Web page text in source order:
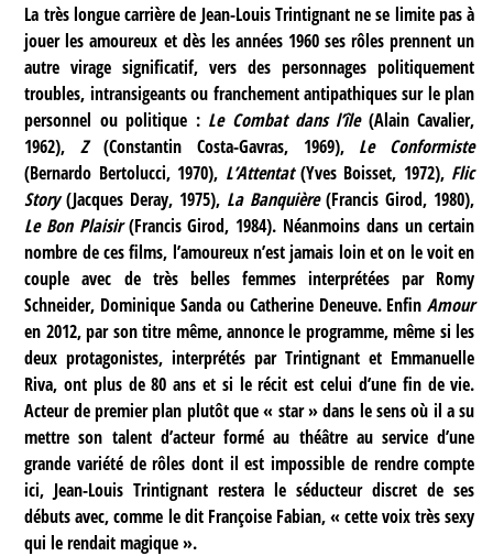
La très longue carrière de Jean-Louis Trintignant ne se limite pas à
jouer les amoureux et dès les années 1960 ses rôles prennent un
autre virage significatif, vers des personnages politiquement
troubles, intransigeants ou franchement antipathiques sur le plan
personnel ou politique : Le Combat dans l’île(Alain Cavalier,
1962),Z(Constantin Costa-Gavras, 1969), Le Conformiste
(Bernardo Bertolucci, 1970), L’Attentat(Yves Boisset, 1972), Flic
Story(Jacques Deray, 1975), La Banquière(Francis Girod, 1980),
Le Bon Plaisir(Francis Girod, 1984). Néanmoins dans un certain
nombre de ces films, l’amoureux n’est jamais loin et on le voit en
couple avec de très belles femmes interprétées par Romy
Schneider, Dominique Sanda ou Catherine Deneuve. EnfinAmour
en 2012, par son titre même, annonce le programme, même si les
deux protagonistes, interprétés par Trintignant et Emmanuelle
Riva, ont plus de 80 ans et si le récit est celui d’une fin de vie.
Acteur de premier plan plutôt que « star » dans le sens où il a su
mettre son talent d’acteur formé au théâtre au service d’une
grande variété de rôles dont il est impossible de rendre compte
ici, Jean-Louis Trintignant restera le séducteur discret de ses
débuts avec, comme le dit Françoise Fabian, « cette voix très sexy
qui le rendait magique ».